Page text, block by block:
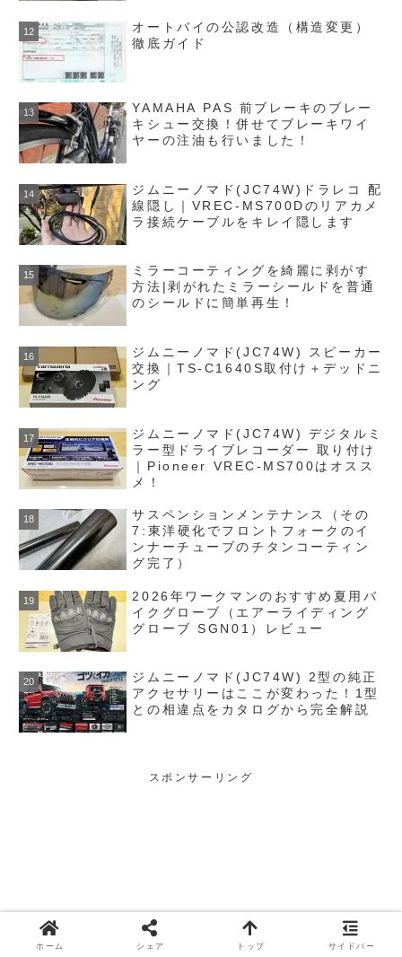
オートバイの公認改造（構造変更）
徹底ガイド
YAMAHA PAS 前ブレーキのブレー
キシュー交換！併せてブレーキワイ
ヤーの注油も行いました！
ジムニーノマド(JC74W)ドラレコ 配
線隠し｜VREC‑MS700Dのリアカメ
ラ接続ケーブルをキレイ隠します
ミラーコーティングを綺麗に剥がす
方法|剥がれたミラーシールドを普通
のシールドに簡単再生！
ジムニーノマド(JC74W) スピーカー
交換｜TS-C1640S取付け＋デッドニ
ング
ジムニーノマド(JC74W) デジタルミ
ラー型ドライブレコーダー 取り付け
｜Pioneer VREC-MS700はオスス
メ！
サスペンションメンテナンス（その
7:東洋硬化でフロントフォークのイ
ンナーチューブのチタンコーティン
グ完了）
2026年ワークマンのおすすめ夏用バ
イクグローブ（エアーライディング
グローブ SGN01）レビュー
ジムニーノマド(JC74W) 2型の純正
アクセサリーはここが変わった！1型
との相違点をカタログから完全解説
スポンサーリング
ホーム シェア トップ サイドバー